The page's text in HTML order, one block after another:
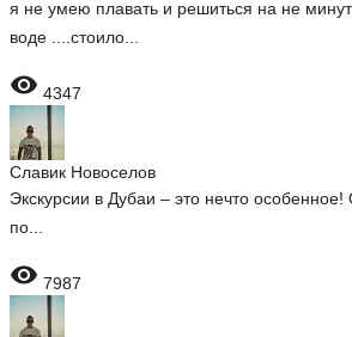
я не умею плавать и решиться на не
воде ....стоило...
 4347
Славик Новоселов
Экскурсии в Дубаи – это нечто особенное!
по...
 7987